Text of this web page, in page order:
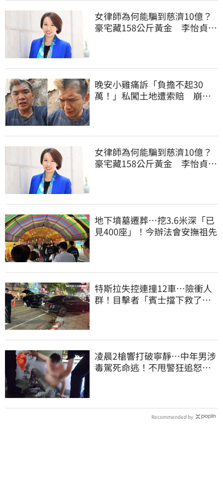
女律師為何能騙到慈濟10億？
豪宅藏158公斤黃金 李怡貞驚
晚安小雞痛訴「負擔不起30
萬！」私闖土地遭索賠 崩
女律師為何能騙到慈濟10億？
豪宅藏158公斤黃金 李怡貞驚
地下墳墓遷葬…挖3.6米深「已
見400座」！今辦法會安撫祖先
特斯拉失控連撞12車…險衝人
群！目擊者「賓士擋下救了好
凌晨2槍響打破寧靜…中年男涉
毒駕死命逃！不甩警狂追怒
Recommended by